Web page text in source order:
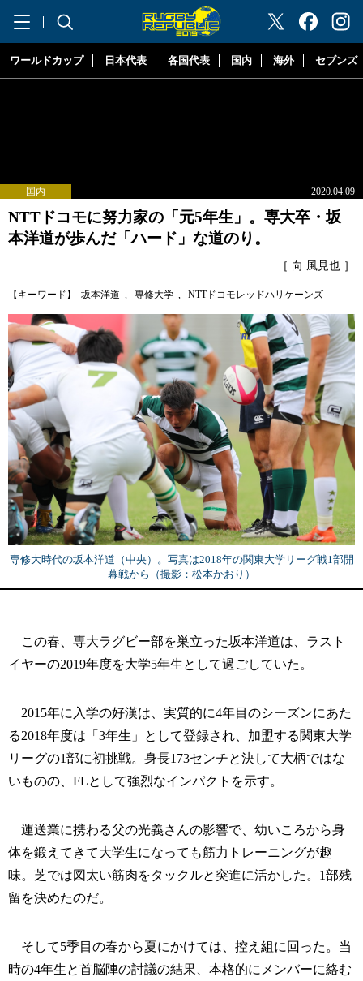
"ラグビーリパブリック"
ワールドカップ 日本代表 各国代表 国内 海外 セブンズ
国内 2020.04.09
NTTドコモに努力家の「元5年生」。専大卒・坂
本洋道が歩んだ「ハード」な道のり。
［ 向 風見也 ］
【キーワード】 坂本洋道 , 専修大学 , NTTドコモレッドハリケーンズ
専修大時代の坂本洋道（中央）。写真は2018年の関東大学リーグ戦1部開
幕戦から（撮影：松本かおり）
この春、専大ラグビー部を巣立った坂本洋道は、ラスト
イヤーの2019年度を大学5年生として過ごしていた。
2015年に入学の好漢は、実質的に4年目のシーズンにあた
る2018年度は「3年生」として登録され、加盟する関東大学
リーグの1部に初挑戦。身長173センチと決して大柄ではな
いものの、FLとして強烈なインパクトを示す。
運送業に携わる父の光義さんの影響で、幼いころから身
体を鍛えてきて大学生になっても筋力トレーニングが趣
味。芝では図太い筋肉をタックルと突進に活かした。1部残
留を決めたのだ。
そして5季目の春から夏にかけては、控え組に回った。当
時の4年生と首脳陣の討議の結果、本格的にメンバーに絡む